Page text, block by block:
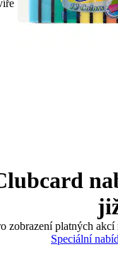
zobrazení platných
Speciální